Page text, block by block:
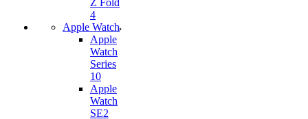
Z Fold
4
Apple Watch
Apple
Watch
Series
10
Apple
Watch
SE2